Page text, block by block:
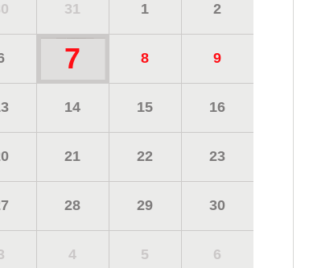
31 1 2
7 8 9
14 15 16
21 22 23
28 29 30
4 5 6